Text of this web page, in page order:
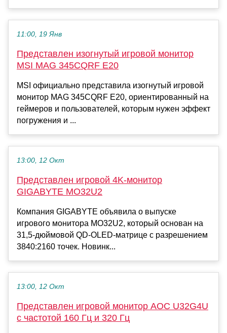
11:00, 19 Янв
Представлен изогнутый игровой монитор
MSI MAG 345CQRF E20
MSI официально представила изогнутый игровой
монитор MAG 345CQRF E20, ориентированный на
геймеров и пользователей, которым нужен эффект
погружения и ...
13:00, 12 Окт
Представлен игровой 4K-монитор
GIGABYTE MO32U2
Компания GIGABYTE объявила о выпуске
игрового монитора MO32U2, который основан на
31,5-дюймовой QD-OLED-матрице с разрешением
3840:2160 точек. Новинк...
13:00, 12 Окт
Представлен игровой монитор AOC U32G4U
с частотой 160 Гц и 320 Гц